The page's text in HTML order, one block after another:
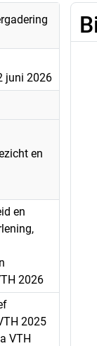
juni 2026
en
en
2026
2025
VTH